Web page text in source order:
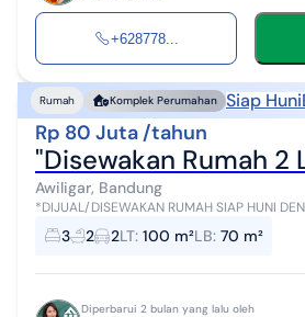
+628778...
Rumah Komplek Perumahan Siap Huni
Rp 80 Juta /tahun
"Disewakan Rumah
Awiligar, Bandung
*DIJUAL/DISEWAKAN RUMAH SIAP HUNI
BANDUNG DI BALI GARDEN CITY VIEW
100 m² - LB 70 m² (2 lantai) - 3 Ka...
3 2 2LT: 100 m²LB: 70 m²
Diperbarui 2 bulan yang lalu oleh